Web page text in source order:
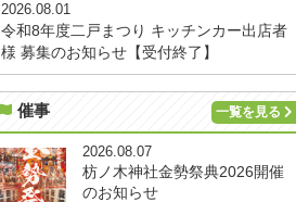
2026.08.01
令和8年度二戸まつり キッチンカー出店者
様 募集のお知らせ【受付終了】
催事 一覧を見る
2026.08.07
枋ノ木神社金勢祭典2026開催
のお知らせ